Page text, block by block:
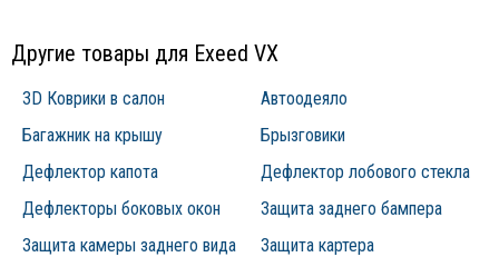
Другие товары для Exeed VX
3D Коврики в салон
Автоодеяло
Багажник на крышу
Брызговики
Дефлектор капота
Дефлектор лобового стекла
Дефлекторы боковых окон
Защита заднего бампера
Защита камеры заднего вида
Защита картера